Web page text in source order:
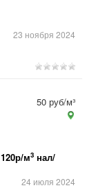
23 ноября 2024
м3 нал/
24 июля 2024
50 руб/м³